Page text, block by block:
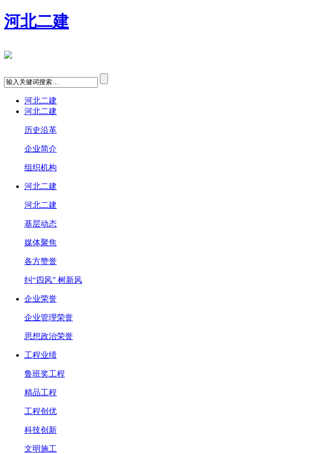
河北二建
河北二建
河北二建
历史沿革
企业简介
组织机构
河北二建
河北二建
基层动态
媒体聚焦
各方赞誉
纠“四风” 树新风
企业荣誉
企业管理荣誉
思想政治荣誉
工程业绩
鲁班奖工程
精品工程
工程创优
科技创新
文明施工